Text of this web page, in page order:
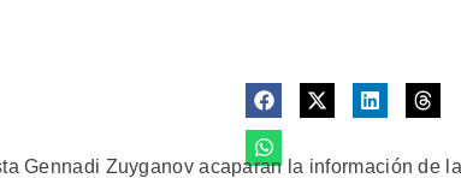
Gennadi Zuyganov acaparan la información de la